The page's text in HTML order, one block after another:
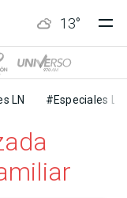
13°
LN #Especiales LN